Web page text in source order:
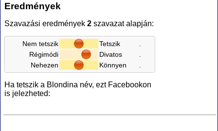
Eredmények
Szavazási eredmények 2 szavazat alapján:
Nem tetszik Tetszik
Régimódi
Divatos
Nehezen
Könnyen
Ha tetszik a Blondina név, ezt Facebookon
is jelezheted: